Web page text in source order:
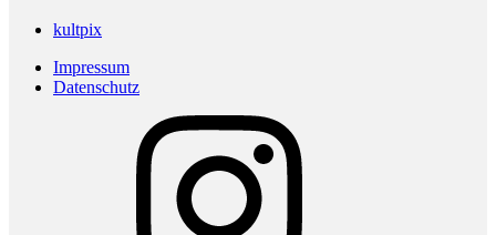
kultpix
Impressum
Datenschutz